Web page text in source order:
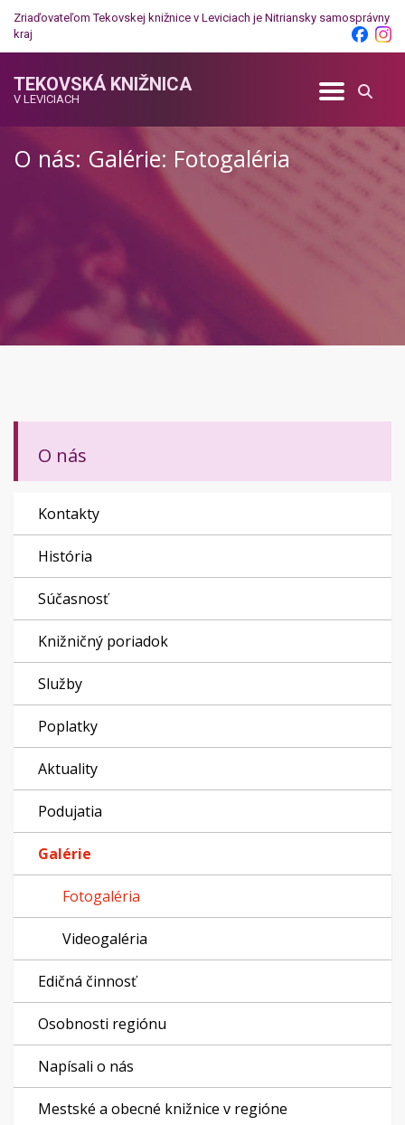
Zriaďovateľom Tekovskej knižnice v Leviciach je Nitriansky samosprávny
kraj
TEKOVSKÁ KNIŽNICA
V LEVICIACH
O nás: Galérie: Fotogaléria
O nás
Kontakty
História
Súčasnosť
Knižničný poriadok
Služby
Poplatky
Aktuality
Podujatia
Galérie
Fotogaléria
Videogaléria
Edičná činnosť
Osobnosti regiónu
Napísali o nás
Mestské a obecné knižnice v regióne